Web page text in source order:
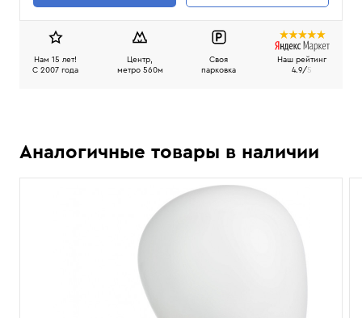
Нам 15 лет!
C 2007 года
Центр,
метро 560м
Своя
парковка
Наш рейтинг
4.9/5
Аналогичные товары в наличии